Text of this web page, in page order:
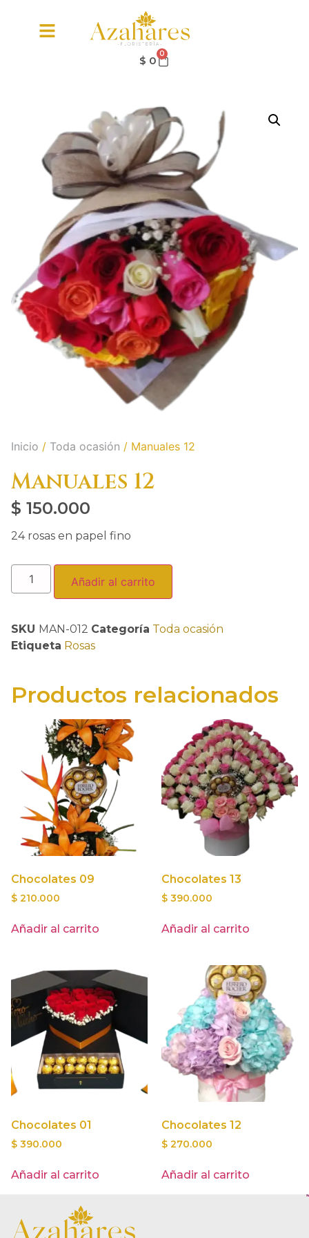
$ 0 0
Inicio / Toda ocasión / Manuales 12
Manuales 12
$ 150.000
24 rosas en papel fino
Añadir al carrito
SKU MAN-012 Categoría Toda ocasión
Etiqueta Rosas
Productos relacionados
Chocolates 09
$ 210.000
Añadir al carrito
Chocolates 13
$ 390.000
Añadir al carrito
Chocolates 01
$ 390.000
Añadir al carrito
Chocolates 12
$ 270.000
Añadir al carrito